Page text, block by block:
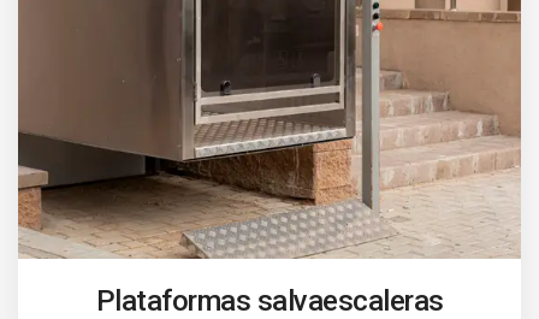
Plataformas salvaescaleras